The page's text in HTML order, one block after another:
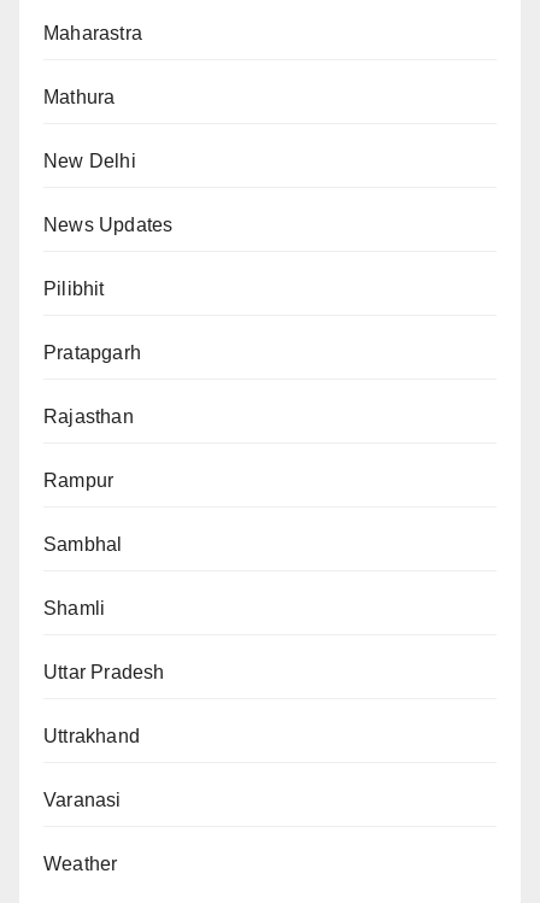
Maharastra
Mathura
New Delhi
News Updates
Pilibhit
Pratapgarh
Rajasthan
Rampur
Sambhal
Shamli
Uttar Pradesh
Uttrakhand
Varanasi
Weather